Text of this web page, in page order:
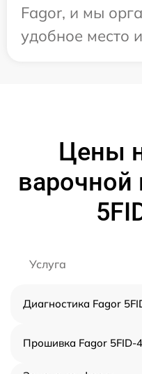
Fagor, и мы
удобное место
Цены
варочной
Услуга
Диагностика Fagor
Прошивка Fagor 5FID-